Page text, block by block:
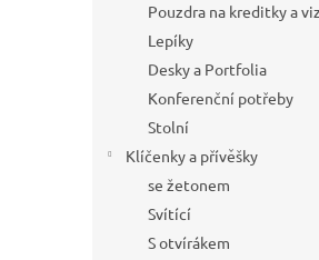
Pouzdra na kreditky a
Lepíky
Desky a Portfolia
Konferenční potřeby
Stolní
Klíčenky a přívěšky
se žetonem
Svítící
S otvírákem